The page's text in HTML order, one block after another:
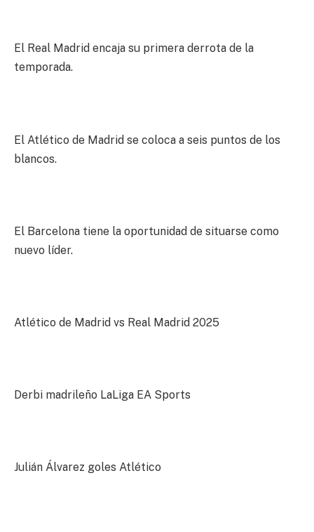
El Real Madrid encaja su primera derrota de la
temporada.
El Atlético de Madrid se coloca a seis puntos de los
blancos.
El Barcelona tiene la oportunidad de situarse como
nuevo líder.
Atlético de Madrid vs Real Madrid 2025
Derbi madrileño LaLiga EA Sports
Julián Álvarez goles Atlético